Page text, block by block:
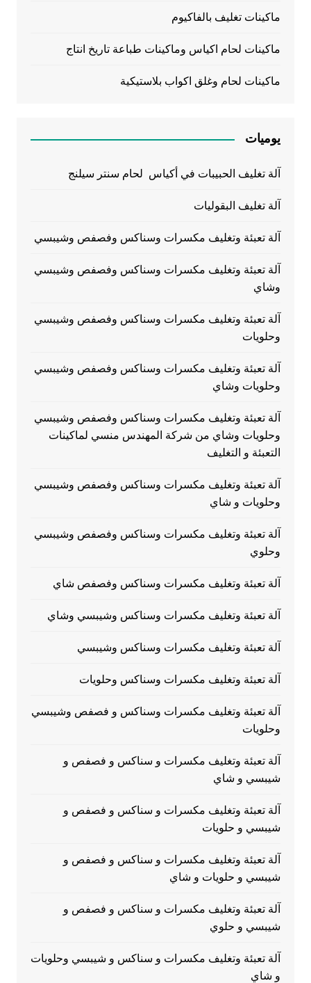
ماكينات تغليف بالفاكيوم
ماكينات لحام اكياس وماكينات طباعة تاريخ انتاج
ماكينات لحام وغلق اكواب بلاستيكية
يوميات
آلة تغليف الحبيبات في أكياس لحام سنتر سيلنج
آلة تغليف البقوليات
آلة تعبئة وتغليف مكسرات وسناكس وفصفص وشيبسي
آلة تعبئة وتغليف مكسرات وسناكس وفصفص وشيبسي
وشاي
آلة تعبئة وتغليف مكسرات وسناكس وفصفص وشيبسي
وحلويات
آلة تعبئة وتغليف مكسرات وسناكس وفصفص وشيبسي
وحلويات وشاي
آلة تعبئة وتغليف مكسرات وسناكس وفصفص وشيبسي
وحلويات وشاي من شركة المهندس منسي لماكينات
التعبئة و التغليف
آلة تعبئة وتغليف مكسرات وسناكس وفصفص وشيبسي
وحلويات و شاي
آلة تعبئة وتغليف مكسرات وسناكس وفصفص وشيبسي
وحلوي
آلة تعبئة وتغليف مكسرات وسناكس وفصفص شاي
آلة تعبئة وتغليف مكسرات وسناكس وشيبسي وشاي
آلة تعبئة وتغليف مكسرات وسناكس وشيبسي
آلة تعبئة وتغليف مكسرات وسناكس وحلويات
آلة تعبئة وتغليف مكسرات وسناكس و فصفص وشيبسي
وحلويات
آلة تعبئة وتغليف مكسرات و سناكس و فصفص و
شيبسي و شاي
آلة تعبئة وتغليف مكسرات و سناكس و فصفص و
شيبسي و حلويات
آلة تعبئة وتغليف مكسرات و سناكس و فصفص و
شيبسي و حلويات و شاي
آلة تعبئة وتغليف مكسرات و سناكس و فصفص و
شيبسي و حلوي
آلة تعبئة وتغليف مكسرات و سناكس و شيبسي وحلويات
و شاي